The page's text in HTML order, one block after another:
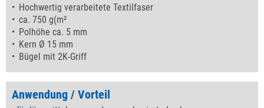
Hochwertig verarbeitete Textilfaser
ca. 750 g(m²
Polhöhe ca. 5 mm
Kern Ø 15 mm
Bügel mit 2K-Griff
Anwendung / Vorteil